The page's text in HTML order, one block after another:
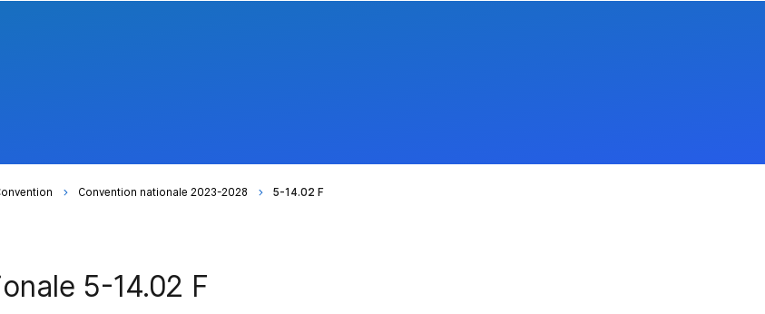
Convention nationale 2023-2028 5-14.02 F
5-14.02 F